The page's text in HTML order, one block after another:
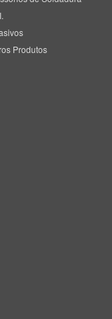
Produtos